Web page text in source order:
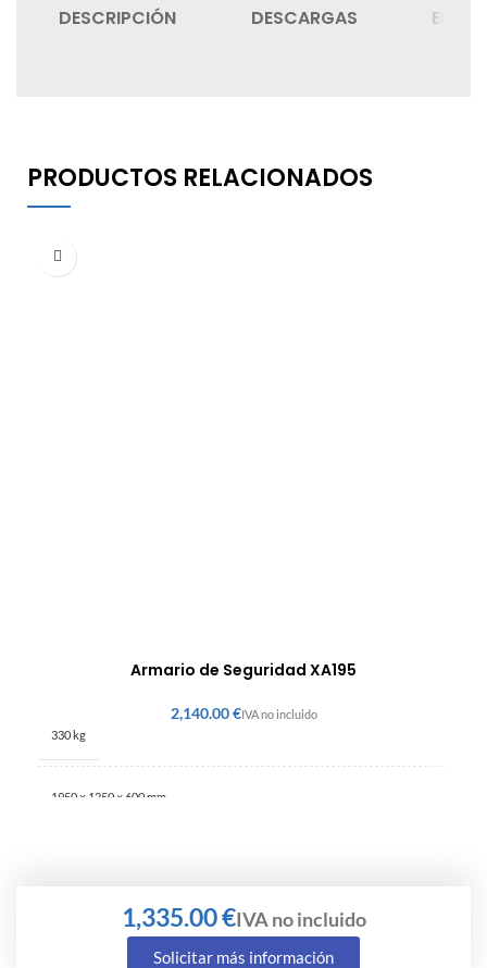
DESCRIPCIÓN DESCARGAS
PRODUCTOS RELACIONADOS
Armario de Seguridad XA195
€
330 kg
1950 × 1250 × 600 mm
€
Solicitar más información